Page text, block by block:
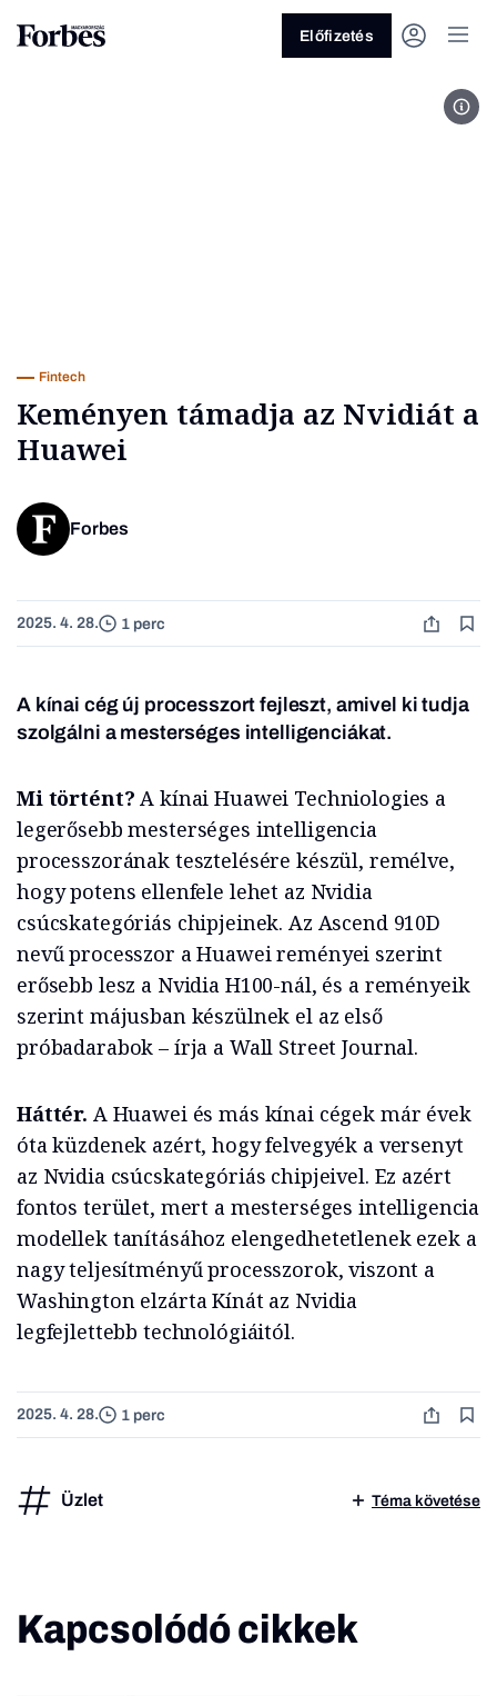
Előfizetés
Fintech
Keményen támadja az Nvidiát a
Huawei
Forbes
2025. 4. 28. 1 perc
A kínai cég új processzort fejleszt, amivel ki tudja
szolgálni a mesterséges intelligenciákat.
Mi történt? A kínai Huawei Techniologies a
legerősebb mesterséges intelligencia
processzorának tesztelésére készül, remélve,
hogy potens ellenfele lehet az Nvidia
csúcskategóriás chipjeinek. Az Ascend 910D
nevű processzor a Huawei reményei szerint
erősebb lesz a Nvidia H100-nál, és a reményeik
szerint májusban készülnek el az első
próbadarabok – írja a Wall Street Journal.
Háttér. A Huawei és más kínai cégek már évek
óta küzdenek azért, hogy felvegyék a versenyt
az Nvidia csúcskategóriás chipjeivel. Ez azért
fontos terület, mert a mesterséges intelligencia
modellek tanításához elengedhetetlenek ezek a
nagy teljesítményű processzorok, viszont a
Washington elzárta Kínát az Nvidia
legfejlettebb technológiáitól.
2025. 4. 28. 1 perc
Üzlet Téma követése
Kapcsolódó cikkek